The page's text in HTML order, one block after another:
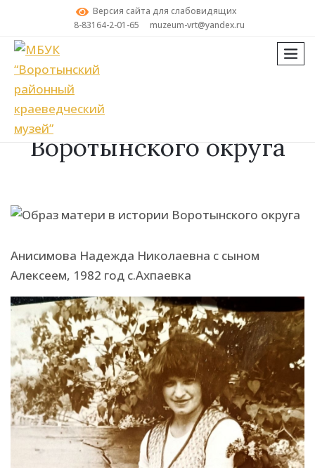
Версия сайта для слабовидящих
8-83164-2-01-65
muzeum-vrt@yandex.ru
Поиск
Образ матери в истории
Воротынского округа
Анисимова Надежда Николаевна с сыном
Алексеем, 1982 год с.Ахпаевка